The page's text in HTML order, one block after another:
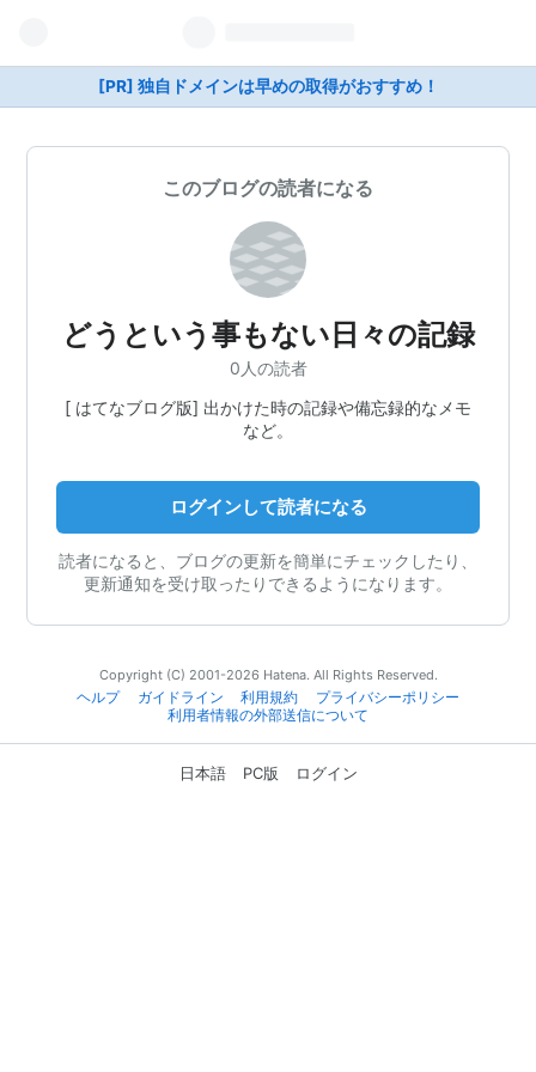
[PR] 独自ドメインは早めの取得がおすすめ！
このブログの読者になる
どうという事もない日々の記録
0人の読者
[ はてなブログ版] 出かけた時の記録や備忘録的なメモ
など。
ログインして読者になる
読者になると、ブログの更新を簡単にチェックしたり、
更新通知を受け取ったりできるようになります。
Copyright (C) 2001-2026 Hatena. All Rights Reserved.
ヘルプ
ガイドライン 利用規約
プライバシーポリシー
利用者情報の外部送信について
日本語 PC版 ログイン